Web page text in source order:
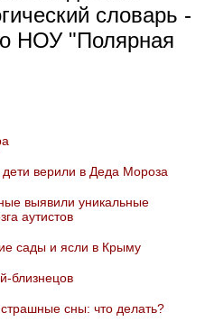
словарь -
НОУ "Полярная
верили в Деда Мороза
выявили уникальные
аутистов
сады и ясли в Крыму
близнецов
сны: что делать?